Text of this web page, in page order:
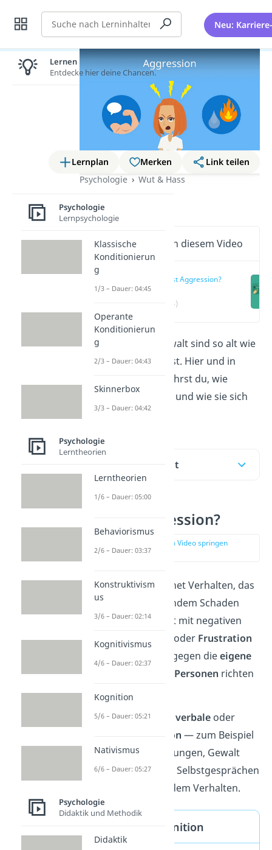
Suche Neu:
Lernplan Merken
Link teilen
Psychologie
Wut & Hass
Aggression
Wichtige Inhalte in diesem Video
Was ist Aggression?
(00:14)
Aggression
und Gewalt sind so alt wie
die Menschheit selbst. Hier und in
erfährst du, wie
Aggression entsteht und wie sie sich
äußern kann.
Inhaltsübersicht
Was ist Aggression?
zur Stelle im Video springen
(00:14)
Aggressionbezeichnet Verhalten, das
darauf abzielt, jemandem Schaden
zuzufügen. Sie ist oft mit negativen
Emotionen
oder Frustration
verbunden, die sich gegen dieeigene
Person
Personen richten
kann.
Aggression dient als verbaleoder
Abreaktion — zum Beispiel
in Form von Beleidigungen, Gewalt
oder auch negativen Selbstgesprächen
und selbstverletzendem Verhalten.
Aggression Definition
Lernen lohnt sich!
Entdecke hier deine Chancen.
Psychologie
Lernpsychologie
Klassische
Konditionierun
g
1/3 – Dauer: 04:45
Operante
Konditionierun
g
2/3 – Dauer: 04:43
Skinnerbox
3/3 – Dauer: 04:42
Psychologie
Lerntheorien
Lerntheorien
1/6 – Dauer: 05:00
Behaviorismus
2/6 – Dauer: 03:37
Konstruktivism
us
3/6 – Dauer: 02:14
Kognitivismus
4/6 – Dauer: 02:37
Kognition
5/6 – Dauer: 05:21
Nativismus
6/6 – Dauer: 05:27
Psychologie
Didaktik und Methodik
Didaktik